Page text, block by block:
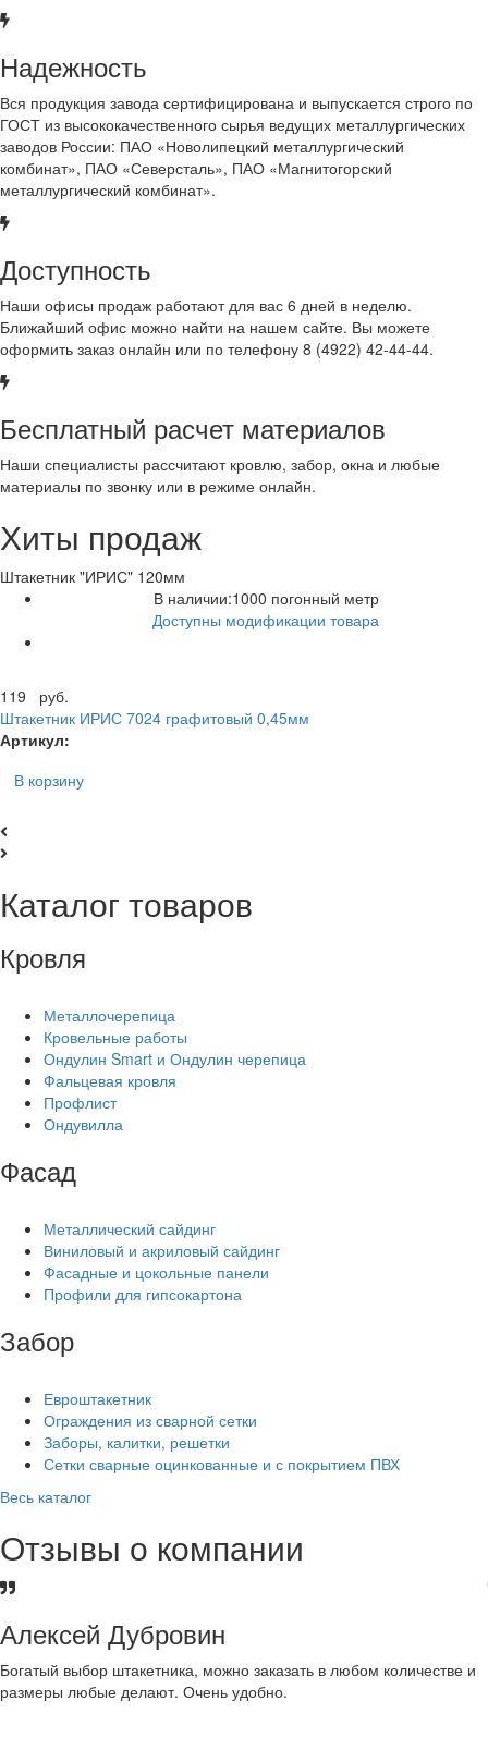
Надежность
Вся продукция завода сертифицирована и выпускается строго по
ГОСТ из высококачественного сырья ведущих металлургических
заводов России: ПАО «Новолипецкий металлургический
комбинат», ПАО «Северсталь», ПАО «Магнитогорский
металлургический комбинат».
Доступность
Наши офисы продаж работают для вас 6 дней в неделю.
Ближайший офис можно найти на нашем сайте. Вы можете
оформить заказ онлайн или по телефону 8 (4922) 42-44-44.
Бесплатный расчет материалов
Наши специалисты рассчитают кровлю, забор, окна и любые
материалы по звонку или в режиме онлайн.
Хиты продаж
Штакетник "ИРИС" 120мм
В наличии:1000 погонный метр
Доступны модификации товара
119
руб.
Штакетник ИРИС 7024 графитовый 0,45мм
Артикул:
В корзину
Каталог товаров
Кровля
Металлочерепица
Кровельные работы
Ондулин Smart и Ондулин черепица
Фальцевая кровля
Профлист
Ондувилла
Фасад
Металлический сайдинг
Виниловый и акриловый сайдинг
Фасадные и цокольные панели
Профили для гипсокартона
Забор
Евроштакетник
Ограждения из сварной сетки
Заборы, калитки, решетки
Сетки сварные оцинкованные и с покрытием ПВХ
Весь каталог
Отзывы о компании
Алексей Дубровин
Богатый выбор штакетника, можно заказать в любом количестве и
размеры любые делают. Очень удобно.